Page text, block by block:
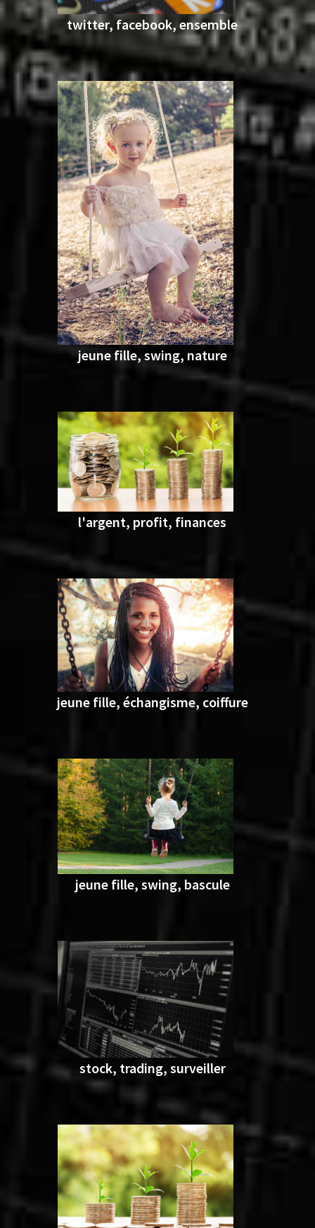
twitter, facebook, ensemble
jeune fille, swing, nature
l'argent, profit, finances
jeune fille, échangisme, coiffure
jeune fille, swing, bascule
stock, trading, surveiller